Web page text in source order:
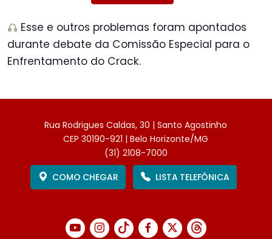
Esse e outros problemas foram apontados
durante debate da Comissão Especial para o
Enfrentamento do Crack.
Rua Rodrigues Caldas, 30 | Santo Agostinho
CEP 30190-921 | Belo Horizonte/MG
(31) 2108-7000
COMO CHEGAR
LISTA TELEFÔNICA